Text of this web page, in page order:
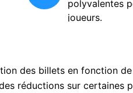
polyvalentes
joueurs.
des billets en fonction
réductions sur certaines